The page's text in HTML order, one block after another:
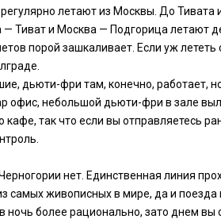
летают из Москвы. До
Тиват и Москва — Подгорица летают
порой зашкаливает. Если уж
дьюти-фри там, конечно, работает,
офис, небольшой дьюти-фри в зале
кафе, так что если вы отправляетесь
нет. Единственная линия
живописных в мире, да и поезда
ночь более рационально, зато днем